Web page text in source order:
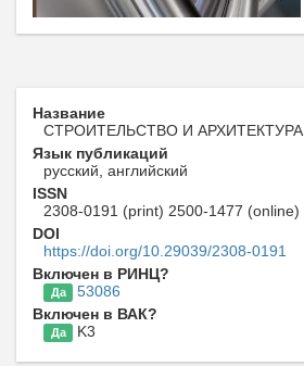
Название
СТРОИТЕЛЬСТВО И АРХИТЕКТУРА
Язык публикаций
русский, английский
ISSN
2308-0191 (print) 2500-1477 (online)
DOI
https://doi.org/10.29039/2308-0191
Включен в РИНЦ?
Да
53086
Включен в ВАК?
Да K3